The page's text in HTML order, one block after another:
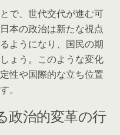
で、世代交代が進む可
本の政治は新たな視点
ようになり、国民の期
ょう。このような変化
性や国際的な立ち位置
。
政治的変革の行